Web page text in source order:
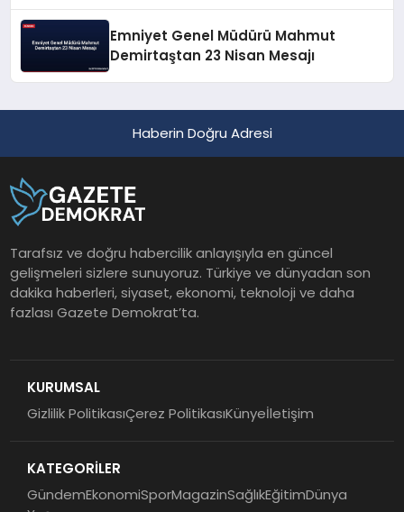
Emniyet Genel Müdürü Mahmut
Demirtaştan 23 Nisan Mesajı
Haberin Doğru Adresi
Tarafsız ve doğru habercilik anlayışıyla en güncel
gelişmeleri sizlere sunuyoruz. Türkiye ve dünyadan son
dakika haberleri, siyaset, ekonomi, teknoloji ve daha
fazlası Gazete Demokrat’ta.
KURUMSAL
Gizlilik PolitikasıÇerez PolitikasıKünyeİletişim
KATEGORİLER
GündemEkonomiSporMagazinSağlıkEğitimDünya